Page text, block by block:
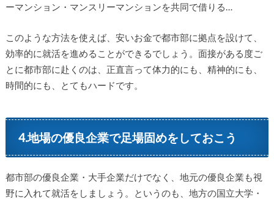
ーマンション・マンスリーマンションを共同で借りる…
このような方法を使えば、安いお金で都市部に拠点を設けて、
効率的に就活を進めることができるでしょう。面接がある度ご
とに都市部に赴くのは、正直言って体力的にも、精神的にも、
時間的にも、とてもハードです。
4.地場の優良企業で足場固めをしておこう
都市部の優良企業・大手企業だけでなく、地元の優良企業も視
野に入れて就活をしましょう。というのも、地方の国立大学・